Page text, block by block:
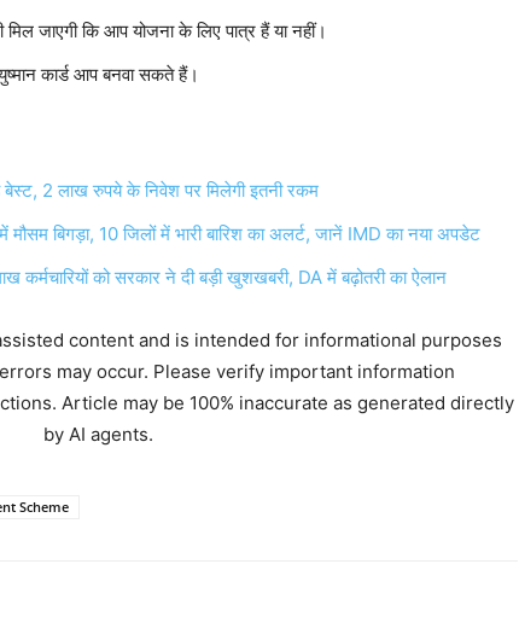
जाएगी कि आप योजना के लिए पात्र हैं या नहीं।
कार्ड आप बनवा सकते हैं।
2 लाख रुपये के निवेश पर मिलेगी इतनी रकम
बिगड़ा, 10 जिलों में भारी बारिश का अलर्ट, जानें IMD का नया अपडेट
को सरकार ने दी बड़ी खुशखबरी, DA में बढ़ोतरी का ऐलान
content and is intended for informational purposes
may occur. Please verify important information
Article may be 100% inaccurate as generated directly
by AI agents.
Scheme